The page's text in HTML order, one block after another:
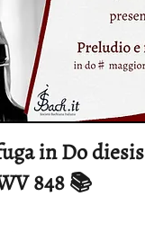
in Do diesis
848 📚